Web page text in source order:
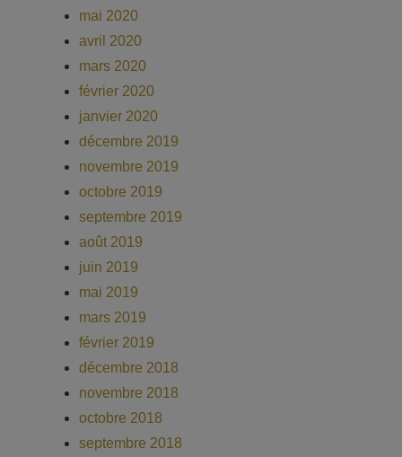
mai 2020
avril 2020
mars 2020
février 2020
janvier 2020
décembre 2019
novembre 2019
octobre 2019
septembre 2019
août 2019
juin 2019
mai 2019
mars 2019
février 2019
décembre 2018
novembre 2018
octobre 2018
septembre 2018